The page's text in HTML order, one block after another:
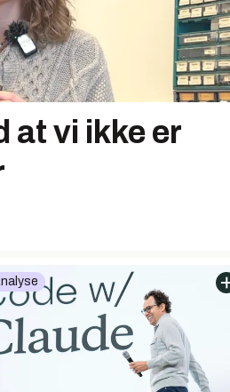
at vi ikke er